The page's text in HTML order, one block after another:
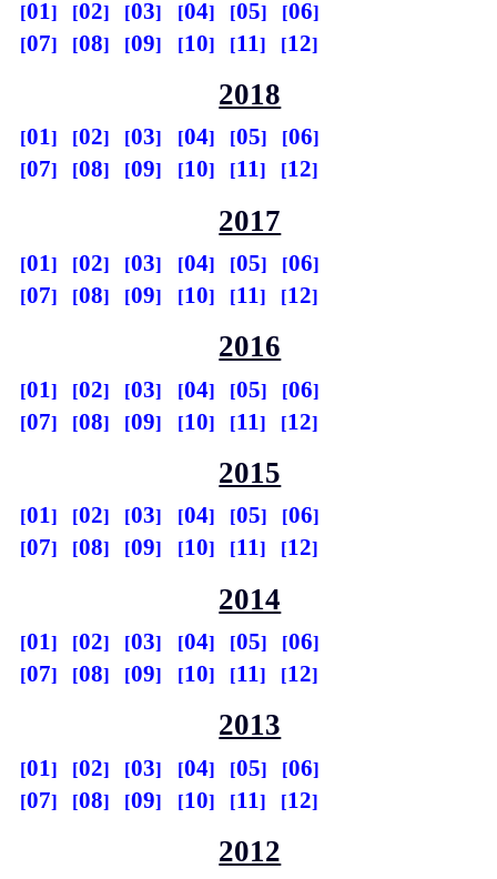
01 02 03 04 05
06
07
08 09 10 11 12
2018
01 02 03 04 05
06
07
08 09 10 11 12
2017
01 02 03 04 05
06
07
08 09 10 11 12
2016
01 02 03 04 05
06
07
08 09 10 11 12
2015
01 02 03 04 05
06
07
08 09 10 11 12
2014
01 02 03 04 05
06
07
08 09 10 11 12
2013
01 02 03 04 05
06
07
08 09 10 11 12
2012